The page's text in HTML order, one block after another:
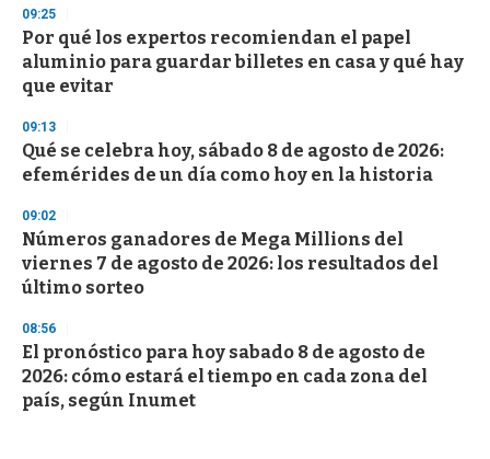
09:25
Por qué los expertos recomiendan el papel
aluminio para guardar billetes en casa y qué hay
que evitar
09:13
Qué se celebra hoy, sábado 8 de agosto de 2026:
efemérides de un día como hoy en la historia
09:02
Números ganadores de Mega Millions del
viernes 7 de agosto de 2026: los resultados del
último sorteo
08:56
El pronóstico para hoy sabado 8 de agosto de
2026: cómo estará el tiempo en cada zona del
país, según Inumet